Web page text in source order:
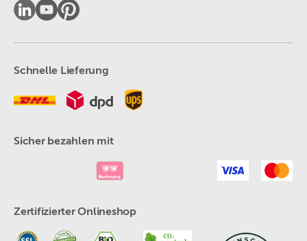
Schnelle Lieferung
Sicher bezahlen mit
Zertifizierter Onlineshop